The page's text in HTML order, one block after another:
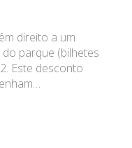
direito a um
parque (bilhetes
Este desconto